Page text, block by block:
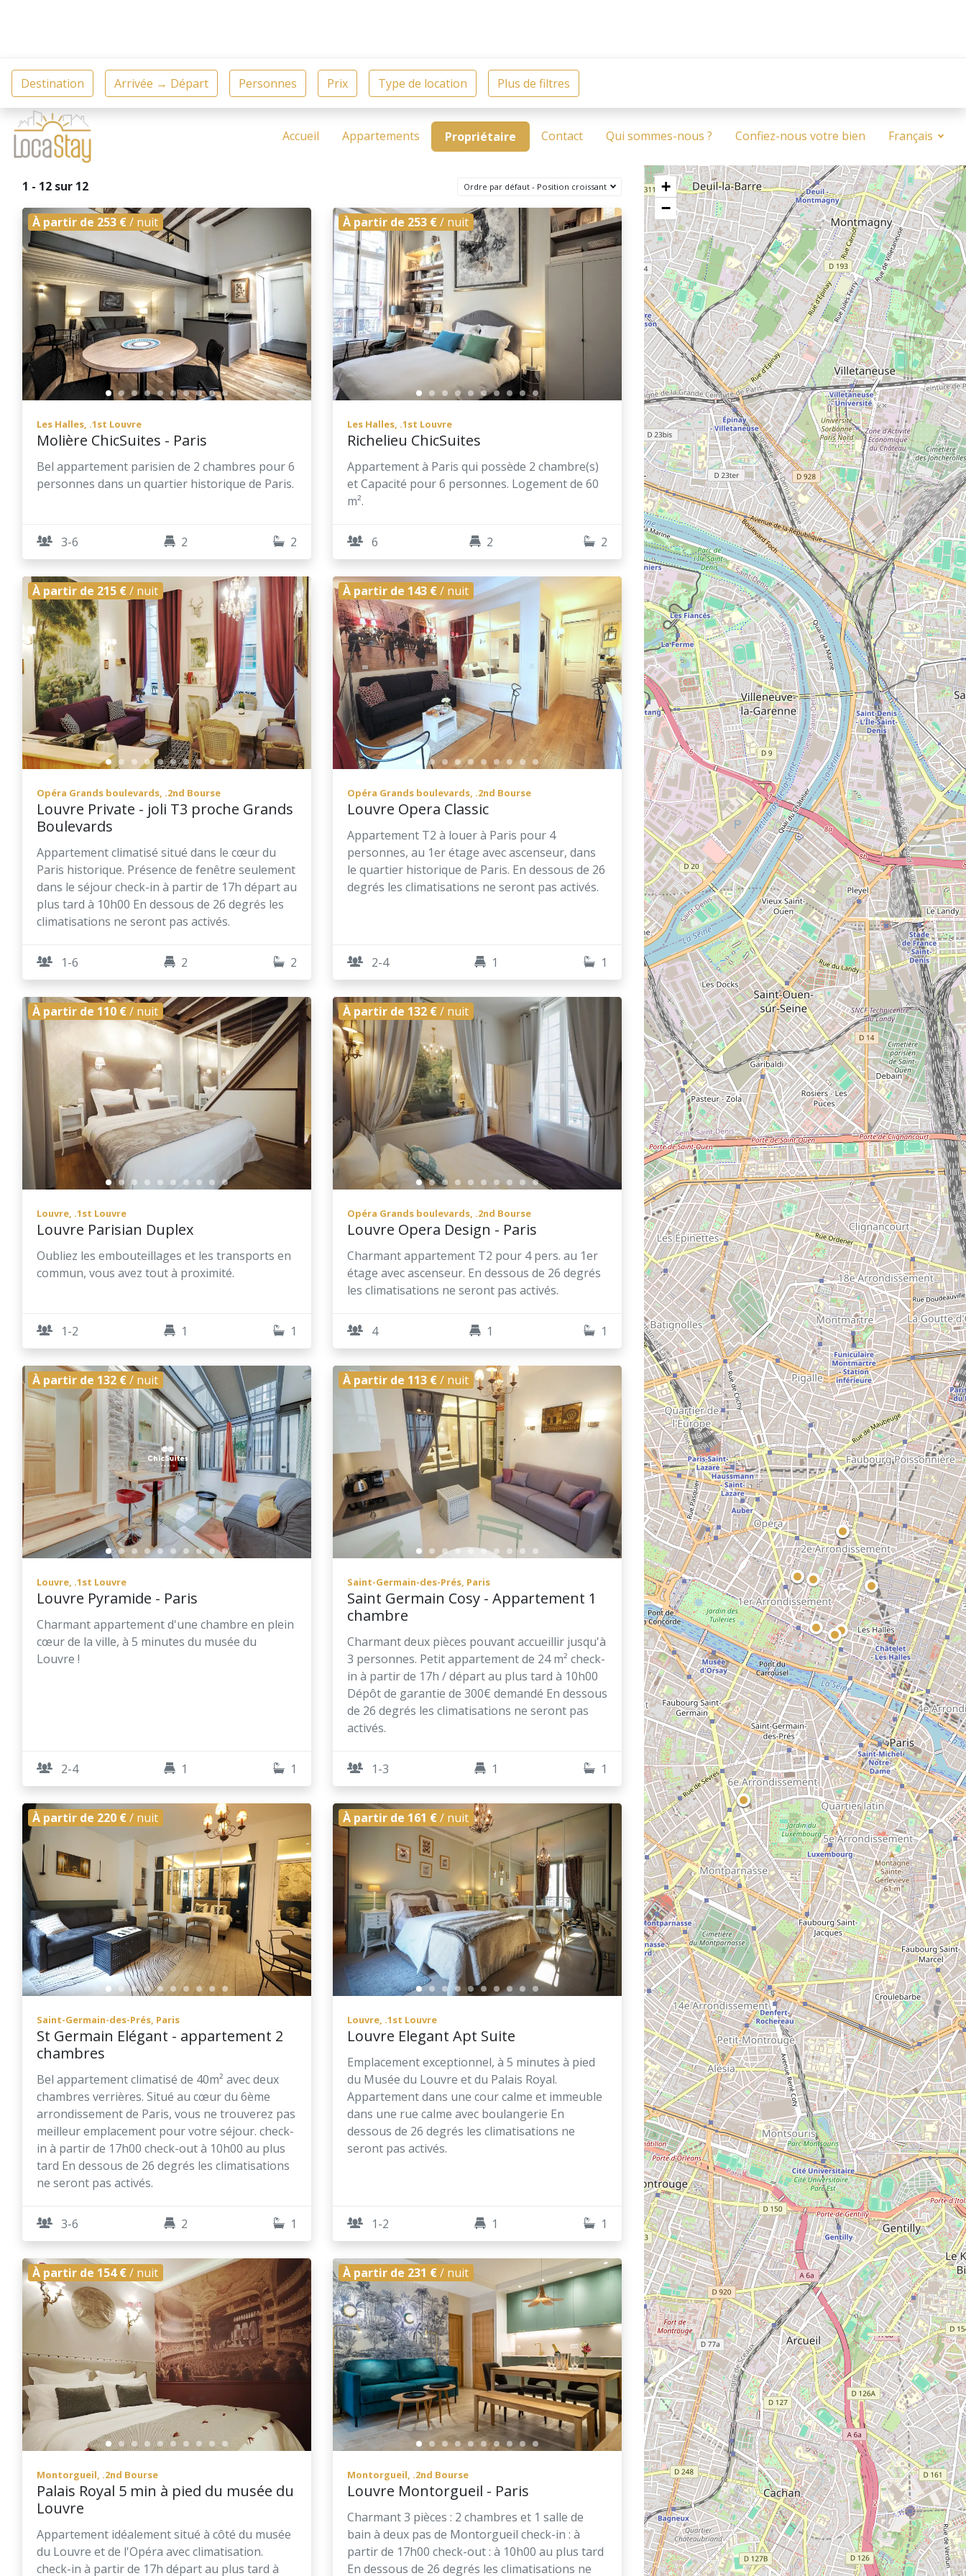
Accueil Appartements Propriétaire Contact Qui sommes-nous ? Confiez-nous votre bien Français
1 - 12 sur 12 Ordre par défaut - Position croissant
À partir de 253 €/ nuit
Les Halles, .1st Louvre
Molière ChicSuites - Paris
Bel appartement parisien de 2 chambres pour 6
personnes dans un quartier historique de Paris.
3-6 2 2
À partir de 253 €/ nuit
Les Halles, .1st Louvre
Richelieu ChicSuites
Appartement à Paris qui possède 2 chambre(s)
et Capacité pour 6 personnes. Logement de 60
m².
6 2 2
À partir de 215 €/ nuit
Opéra Grands boulevards, .2nd Bourse
Louvre Private - joli T3 proche Grands
Boulevards
Appartement climatisé situé dans le cœur du
Paris historique. Présence de fenêtre seulement
dans le séjour check-in à partir de 17h départ au
plus tard à 10h00 En dessous de 26 degrés les
climatisations ne seront pas activés.
1-6 2 2
À partir de 143 €/ nuit
Opéra Grands boulevards, .2nd Bourse
Louvre Opera Classic
Appartement T2 à louer à Paris pour 4
personnes, au 1er étage avec ascenseur, dans
le quartier historique de Paris. En dessous de 26
degrés les climatisations ne seront pas activés.
2-4 1 1
À partir de 110 €/ nuit
Louvre, .1st Louvre
Louvre Parisian Duplex
Oubliez les embouteillages et les transports en
commun, vous avez tout à proximité.
1-2 1 1
À partir de 132 €/ nuit
Opéra Grands boulevards, .2nd Bourse
Louvre Opera Design - Paris
Charmant appartement T2 pour 4 pers. au 1er
étage avec ascenseur. En dessous de 26 degrés
les climatisations ne seront pas activés.
4 1 1
À partir de 132 €/ nuit
Louvre, .1st Louvre
Louvre Pyramide - Paris
Charmant appartement d'une chambre en plein
cœur de la ville, à 5 minutes du musée du
Louvre !
2-4 1 1
À partir de 113 €/ nuit
Saint-Germain-des-Prés, Paris
Saint Germain Cosy - Appartement 1
chambre
Charmant deux pièces pouvant accueillir jusqu'à
3 personnes. Petit appartement de 24 m² check-
in à partir de 17h / départ au plus tard à 10h00
Dépôt de garantie de 300€ demandé En dessous
de 26 degrés les climatisations ne seront pas
activés.
1-3 1 1
À partir de 220 €/ nuit
Saint-Germain-des-Prés, Paris
St Germain Elégant - appartement 2
chambres
Bel appartement climatisé de 40m² avec deux
chambres verrières. Situé au cœur du 6ème
arrondissement de Paris, vous ne trouverez pas
meilleur emplacement pour votre séjour. check-
in à partir de 17h00 check-out à 10h00 au plus
tard En dessous de 26 degrés les climatisations
ne seront pas activés.
3-6 2 1
À partir de 161 €/ nuit
Louvre, .1st Louvre
Louvre Elegant Apt Suite
Emplacement exceptionnel, à 5 minutes à pied
du Musée du Louvre et du Palais Royal.
Appartement dans une cour calme et immeuble
dans une rue calme avec boulangerie En
dessous de 26 degrés les climatisations ne
seront pas activés.
1-2 1 1
À partir de 154 €/ nuit
Montorgueil, .2nd Bourse
Palais Royal 5 min à pied du musée du
Louvre
Appartement idéalement situé à côté du musée
du Louvre et de l'Opéra avec climatisation.
check-in à partir de 17h départ au plus tard à
À partir de 231 €/ nuit
Montorgueil, .2nd Bourse
Louvre Montorgueil - Paris
Charmant 3 pièces : 2 chambres et 1 salle de
bain à deux pas de Montorgueil check-in : à
partir de 17h00 check-out : à 10h00 au plus tard
En dessous de 26 degrés les climatisations ne
+
−